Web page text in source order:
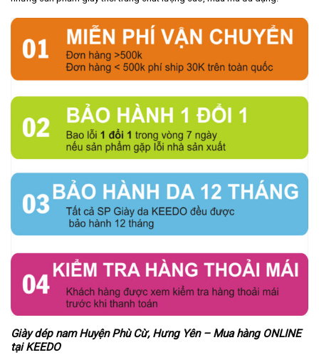
Giày dép nam Huyện Phù Cừ, Hưng Yên – Mua hàng ONLINE
tại KEEDO